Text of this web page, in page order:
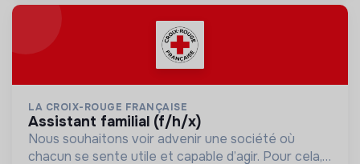
LA CROIX-ROUGE FRANÇAISE
assistant familial (f/h/x)
Nous souhaitons voir advenir une société où
chacun se sente utile et capable d’agir. Pour cela,